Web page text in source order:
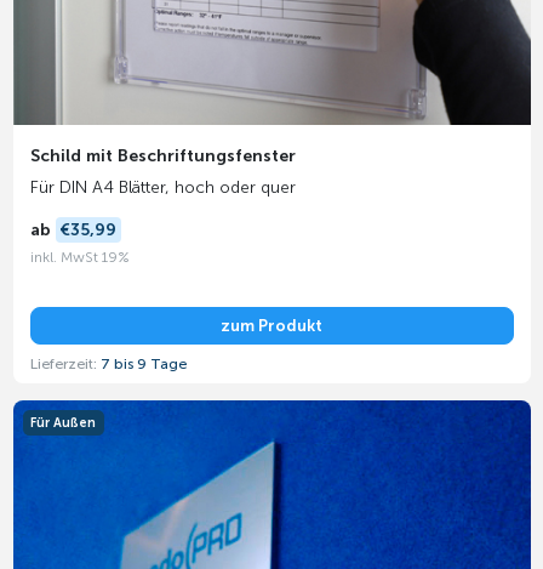
Schild mit Beschriftungsfenster
Für DIN A4 Blätter, hoch oder quer
ab €35,99
inkl. MwSt 19%
zum Produkt
Lieferzeit: 7 bis 9 Tage
Für Außen